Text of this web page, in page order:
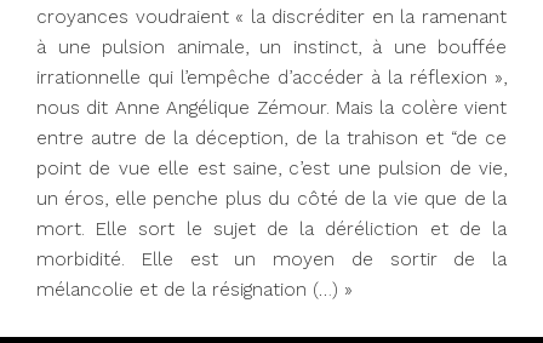
croyances voudraient « la discréditer en la ramenant
à une pulsion animale, un instinct, à une bouffée
irrationnelle qui l’empêche d’accéder à la réflexion »,
nous dit Anne Angélique Zémour. Mais la colère vient
entre autre de la déception, de la trahison et “de ce
point de vue elle est saine, c’est une pulsion de vie,
un éros, elle penche plus du côté de la vie que de la
mort. Elle sort le sujet de la déréliction et de la
morbidité. Elle est un moyen de sortir de la
mélancolie et de la résignation (…) »